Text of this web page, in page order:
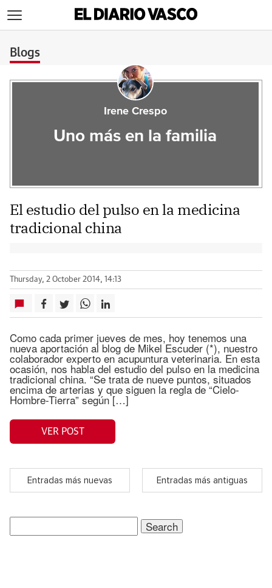
Blogs
Irene Crespo
Uno más en la familia
El estudio del pulso en la medicina
tradicional china
Thursday, 2 October 2014, 14:13
Como cada primer jueves de mes, hoy tenemos una
nueva aportación al blog de Mikel Escuder (*), nuestro
colaborador experto en acupuntura veterinaria. En esta
ocasión, nos habla del estudio del pulso en la medicina
tradicional china. “Se trata de nueve puntos, situados
encima de arterias y que siguen la regla de “Cielo-
Hombre-Tierra” según […]
VER POST
Entradas más nuevas Entradas más antiguas
Search
for: